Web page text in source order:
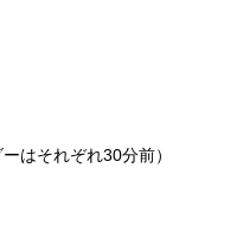
はそれぞれ30分前）